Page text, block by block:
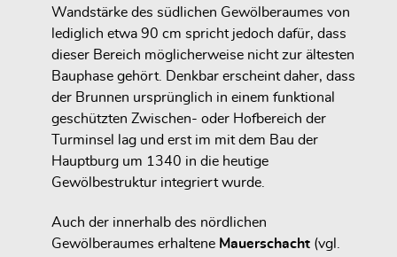
Wandstärke des südlichen Gewölberaumes von
lediglich etwa 90 cm spricht jedoch dafür, dass
dieser Bereich möglicherweise nicht zur ältesten
Bauphase gehört. Denkbar erscheint daher, dass
der Brunnen ursprünglich in einem funktional
geschützten Zwischen- oder Hofbereich der
Turminsel lag und erst im mit dem Bau der
Hauptburg um 1340 in die heutige
Gewölbestruktur integriert wurde.
Auch der innerhalb des nördlichen
Gewölberaumes erhaltene Mauerschacht (vgl.